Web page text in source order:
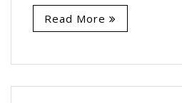
Read More